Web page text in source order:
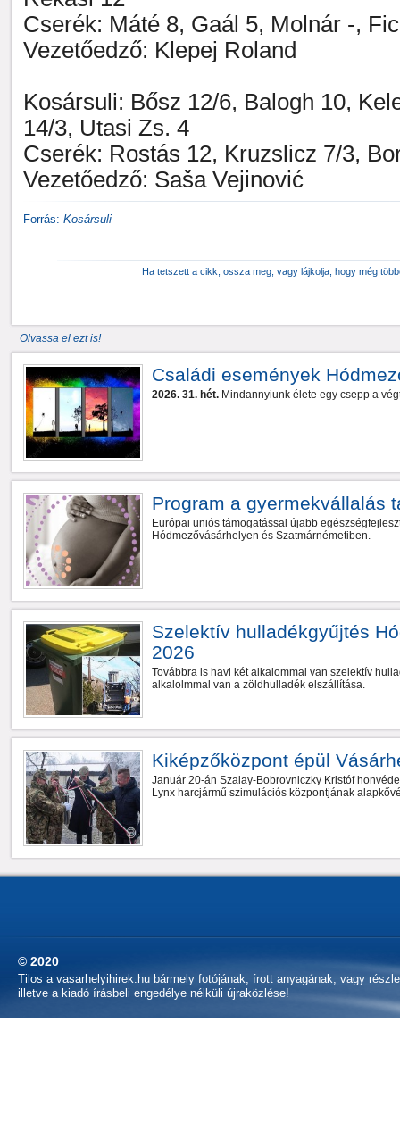
Cserék: Máté 8, Gaál 5, Molnár -,
Vezetőedző: Klepej Roland
Kosársuli: Bősz 12/6, Balogh 10,
14/3, Utasi Zs. 4
Cserék: Rostás 12, Kruzslicz 7/3,
Vezetőedző: Saša Vejinović
Forrás: Kosársuli
Ha tetszett a cikk, ossza meg, vagy lájkolja, hogy még
Olvassa el ezt is!
Családi események
2026. 31. hét.Mindannyiunk élete egy csepp a
Program a gyermekvállalás
Európai uniós támogatással újabb
Hódmezővásárhelyen és Szatmárnémetiben.
Szelektív hulladékgyűjtés
2026
Továbbra is havi két alkalommal van szelektív
alkalolmmal van a zöldhulladék elszállítása.
Kiképzőközpont épül
Január 20-án Szalay-Bobrovniczky Kristóf
Lynx harcjármű szimulációs központjának
© 2020
Tilos a vasarhelyihirek.hu bármely fotójának, írott anyagának, vagy
illetve a kiadó írásbeli engedélye nélküli újraközlése!